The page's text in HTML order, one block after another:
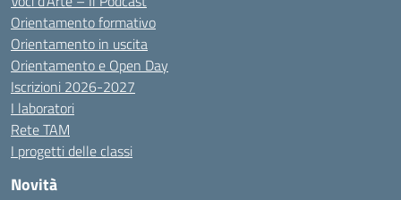
Orientamento formativo
Orientamento in uscita
Orientamento e Open Day
Iscrizioni 2026-2027
I laboratori
Rete TAM
I progetti delle classi
Novità